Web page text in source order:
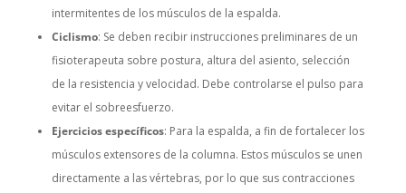
intermitentes de los músculos de la espalda.
Ciclismo: Se deben recibir instrucciones preliminares de un
fisioterapeuta sobre postura, altura del asiento, selección
de la resistencia y velocidad. Debe controlarse el pulso para
evitar el sobreesfuerzo.
Ejercicios específicos: Para la espalda, a fin de fortalecer los
músculos extensores de la columna. Estos músculos se unen
directamente a las vértebras, por lo que sus contracciones